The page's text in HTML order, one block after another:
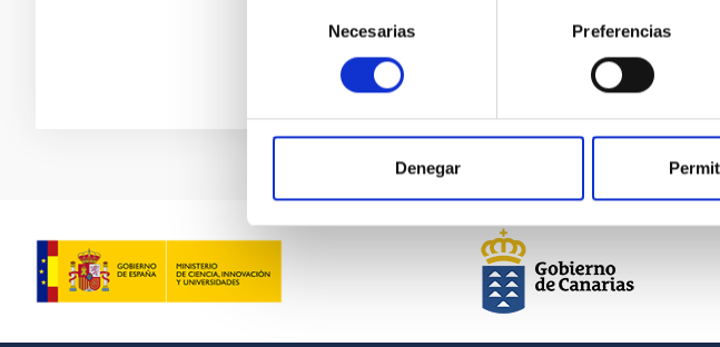
consentimiento
Necesarias Preferencias
Denegar